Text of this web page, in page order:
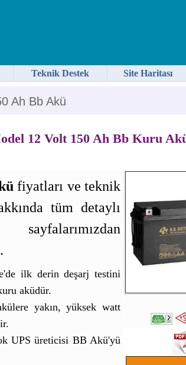
Ah Bb Akü
12 Volt 150 Ah Bb Kuru
fiyatları ve teknik
tüm detaylı
ilk derin deşarj testini
aküdür.
yakın, yüksek watt
UPS üreticisi BB Akü'yü
Teknik Destek Site Haritası